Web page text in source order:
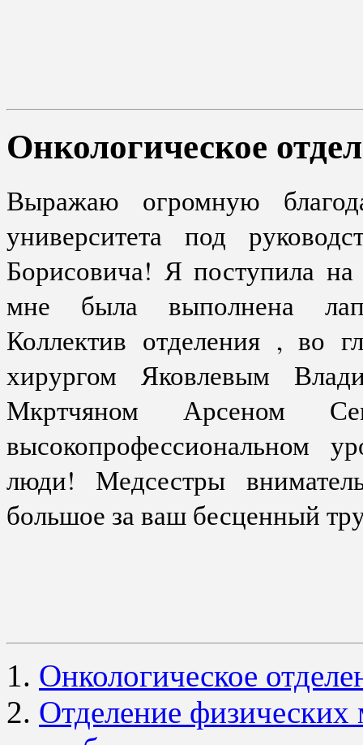
Онкологическое
Выражаю огромную
университета под
Борисовича! Я поступила
мне была выполнена
Коллектив отделения , во
хирургом Яковлевым
Мкртчяном Арсеном
высокопрофессиональном
люди! Медсестры
большое за ваш бесценный
Онкологическое
Отделение физических